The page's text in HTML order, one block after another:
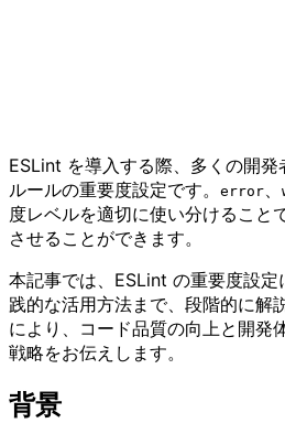
ESLint を導入する際、多くの開
ルールの重要度設定です。
error、
度レベルを適切に使い分けること
させることができます。
本記事では、ESLint の重要度設
践的な活用方法まで、段階的に解
により、コード品質の向上と開発
戦略をお伝えします。
背景